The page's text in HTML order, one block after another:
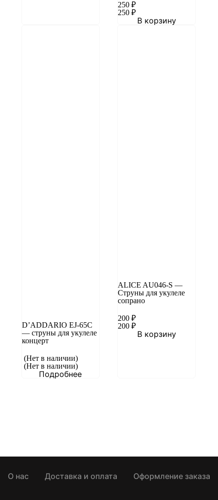
250 ₽
250 ₽
В корзину
D’ADDARIO EJ-65C
— струны для укулеле
концерт
(Нет в наличии)
(Нет в наличии)
Подробнее
ALICE AU046-S —
Струны для укулеле
сопрано
200 ₽
200 ₽
В корзину
О нас Доставка и оплата Оформление заказа